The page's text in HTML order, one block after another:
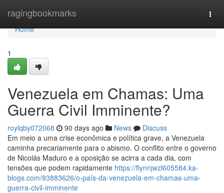
ragingbookmarks
Home
Home
1
Venezuela em Chamas: Uma
Guerra Civil Imminente?
roylqby072068 90 days ago News
Discuss
Em meio a uma crise econômica e política grave, a Venezuela
caminha precariamente para o abismo. O conflito entre o governo
de Nicolás Maduro e a oposição se acirra a cada dia, com
tensões que podem rapidamente https://flynnjwzl605584.ka-
blogs.com/93883626/o-país-da-venezuela-em-chamas-uma-
guerra-civil-imminente